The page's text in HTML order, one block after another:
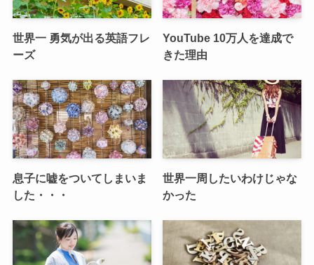
世界一 勇気が出る英語フレ
ーズ
YouTube 10万人を達成で
きた理由
息子に嘘をついてしまいま
した・・・
世界一周したいわけじゃな
かった